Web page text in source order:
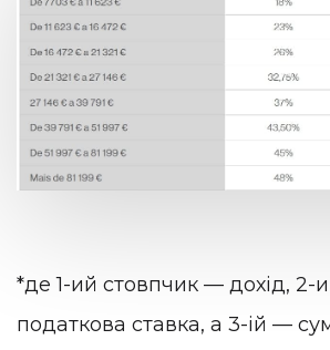
*де 1-ий стовпчик — дохід, 2-
податкова ставка, а 3-ій —